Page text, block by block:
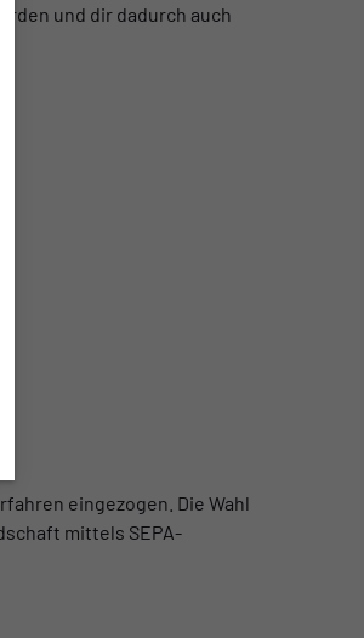
und dir dadurch auch
eingezogen. Die Wahl
mittels SEPA-